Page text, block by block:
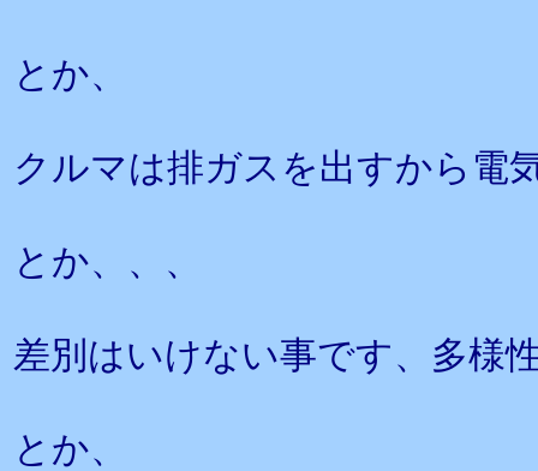
とか、
クルマは排ガスを出すから電
とか、、、
差別はいけない事です、多様
とか、